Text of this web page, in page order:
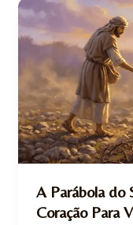
A Parábola do
Coração Para
Parábola
do
Semeador:
Como
Preparar
o
Coração
Para
Uma
Fé